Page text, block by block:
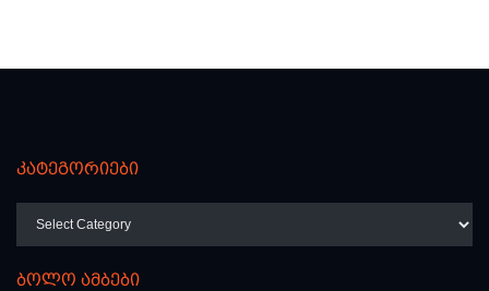
კატეგორიები
ბოლო ამბები